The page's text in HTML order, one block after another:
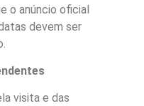
o anúncio oficial
devem ser
visita e das